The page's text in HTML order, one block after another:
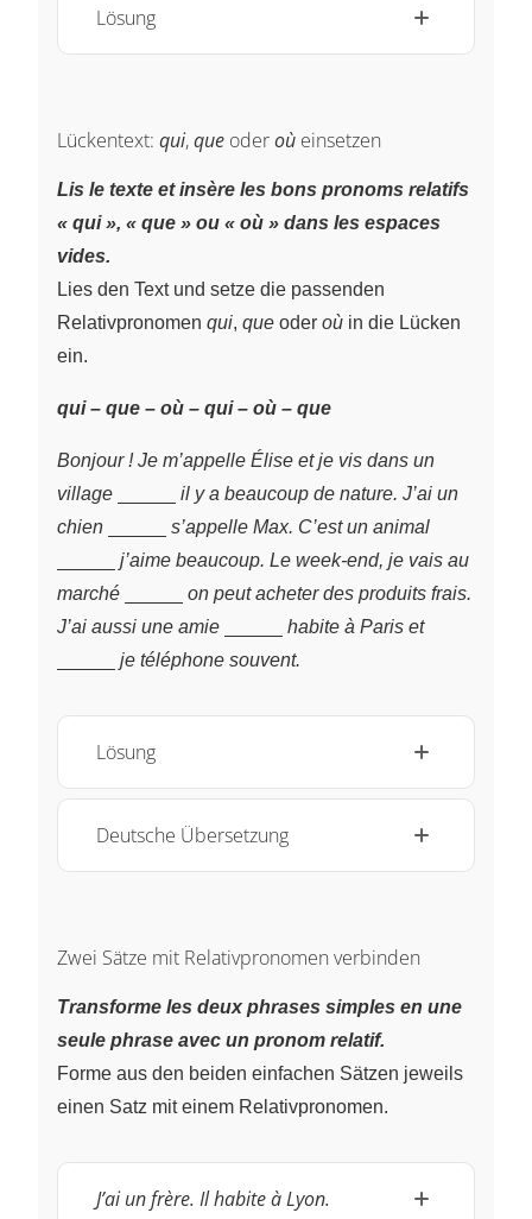
Lösung
Lückentext: qui,que oderoù einsetzen
Lis le texte et insère les bons pronoms relatifs
« qui », « que » ou « où » dans les espaces
vides.
Lies den Text und setze die passenden
Relativpronomen qui, que oder où in die Lücken
ein.
qui – que – où – qui – où – que
Bonjour ! Je m’appelle Élise et je vis dans un
village
\underline{~\qquad~}
il y a beaucoup de nature. J’ai un
chien
\underline{~\qquad~}
s’appelle Max. C’est un animal
j’aime beaucoup. Le week-end, je vais au
marché
\underline{~\qquad~}
on peut acheter des produits frais.
J’ai aussi une amie
\underline{~\qquad~}
habite à Paris et
je téléphone souvent.
Lösung
Deutsche Übersetzung
Zwei Sätze mit Relativpronomen verbinden
Transforme les deux phrases simples en une
seule phrase avec un pronom relatif.
Forme aus den beiden einfachen Sätzen jeweils
einen Satz mit einem Relativpronomen.
J’ai un frère. Il habite à Lyon.